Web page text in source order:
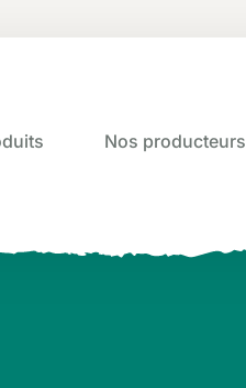
Nos producteurs